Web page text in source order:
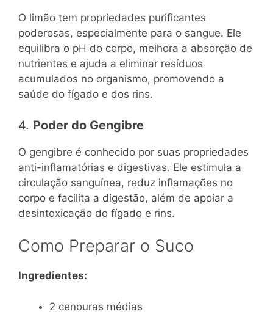
O limão tem propriedades purificantes
poderosas, especialmente para o sangue. Ele
equilibra o pH do corpo, melhora a absorção de
nutrientes e ajuda a eliminar resíduos
acumulados no organismo, promovendo a
saúde do fígado e dos rins.
4. Poder do Gengibre
O gengibre é conhecido por suas propriedades
anti-inflamatórias e digestivas. Ele estimula a
circulação sanguínea, reduz inflamações no
corpo e facilita a digestão, além de apoiar a
desintoxicação do fígado e rins.
Como Preparar o Suco
Ingredientes:
2 cenouras médias